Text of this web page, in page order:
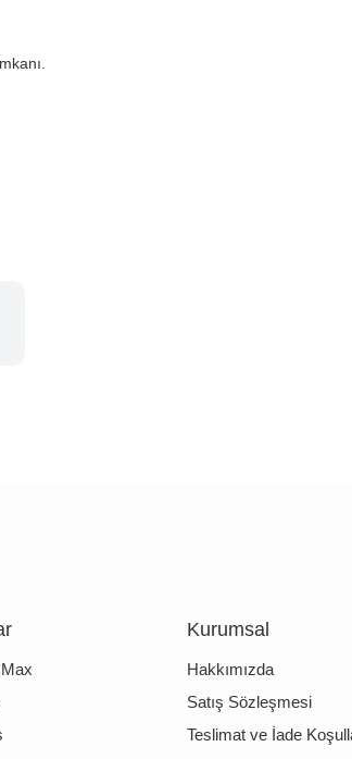
Kurumsal
Hakkımızda
Satış Sözleşmesi
Teslimat ve İade